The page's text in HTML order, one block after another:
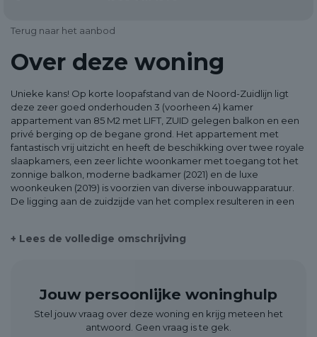
Terug naar het aanbod
Over deze woning
Unieke kans! Op korte loopafstand van de Noord-Zuidlijn ligt
deze zeer goed onderhouden 3 (voorheen 4) kamer
appartement van 85 M2 met LIFT, ZUID gelegen balkon en een
privé berging op de begane grond. Het appartement met
fantastisch vrij uitzicht en heeft de beschikking over twee royale
slaapkamers, een zeer lichte woonkamer met toegang tot het
zonnige balkon, moderne badkamer (2021) en de luxe
woonkeuken (2019) is voorzien van diverse inbouwapparatuur.
De ligging aan de zuidzijde van het complex resulteren in een
de gelukkige nieuwe bewoner van dit pareltje? Neem dan
you’ll find this well-maintained 3-room (formerly 4-room)
apartment of 85 m² with elevator access, south-facing balcony,
and a private storage unit on the ground floor. (For English
+ Lees de volledige omschrijving
Jouw persoonlijke woninghulp
Stel jouw vraag over deze woning en krijg meteen het
antwoord. Geen vraag is te gek.